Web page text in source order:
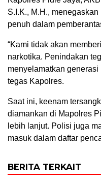
S.I.K., M.H.,
penuh dalam
“Kami tidak akan
narkotika. Penindakan
menyelamatkan generasi
tegas Kapolres.
Saat ini, keenam
diamankan di Mapolres
lebih lanjut. Polisi juga
masuk dalam daftar
BERITA TERKAIT